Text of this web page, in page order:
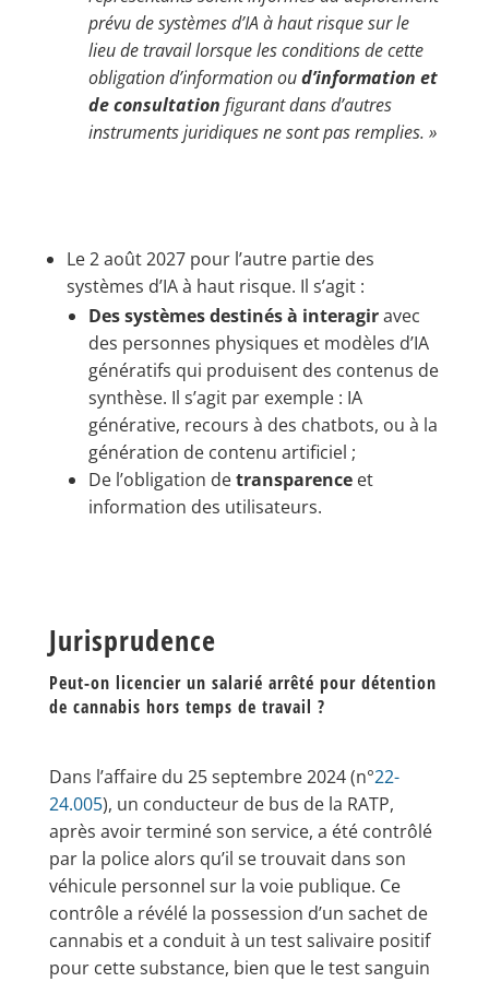
prévu de systèmes d’IA à haut risque sur le
lieu de travail lorsque les conditions de cette
obligation d’information oud’information et
de consultation figurant dans d’autres
instruments juridiques ne sont pas remplies. »​
Le 2 août 2027 pour l’autre partie des
systèmes d’IA à haut risque. Il s’agit :
Des systèmes destinés à interagiravec
des personnes physiques et modèles d’IA
génératifs qui produisent des contenus de
synthèse. Il s’agit par exemple : IA
générative, recours à des chatbots, ou à la
génération de contenu artificiel ;​
De l’obligation detransparenceet
information des utilisateurs.
Jurisprudence
Peut-on licencier un salarié arrêté pour détention
de cannabis hors temps de travail ?
Dans l’affaire du 25 septembre 2024 (n°22-
24.005), un conducteur de bus de la RATP,
après avoir terminé son service, a été contrôlé
par la police alors qu’il se trouvait dans son
véhicule personnel sur la voie publique. Ce
contrôle a révélé la possession d’un sachet de
cannabis et a conduit à un test salivaire positif
pour cette substance, bien que le test sanguin